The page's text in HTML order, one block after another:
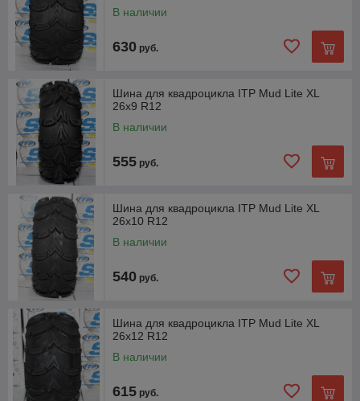
В наличии
630 руб.
Шина для квадроцикла ITP Mud Lite XL
26x9 R12
В наличии
555 руб.
Шина для квадроцикла ITP Mud Lite XL
26x10 R12
В наличии
540 руб.
Шина для квадроцикла ITP Mud Lite XL
26x12 R12
В наличии
615 руб.